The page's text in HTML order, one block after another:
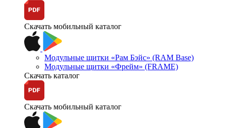
Скачать мобильный каталог
Модульные щитки «Рам Бэйс» (RAM Base)
Модульные щитки «Фрейм» (FRAME)
Скачать каталог
Скачать мобильный каталог